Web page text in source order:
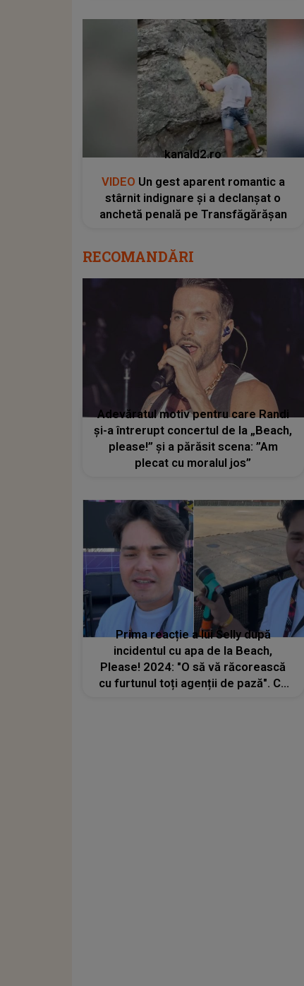
kanald2.ro
VIDEO Un gest aparent romantic a
stârnit indignare și a declanșat o
anchetă penală pe Transfăgărășan
RECOMANDĂRI
Adevăratul motiv pentru care Randi
și-a întrerupt concertul de la „Beach,
please!” și a părăsit scena: ”Am
plecat cu moralul jos”
Prima reacție a lui Selly după
incidentul cu apa de la Beach,
Please! 2024: "O să vă răcorească
cu furtunul toți agenții de pază". Ce